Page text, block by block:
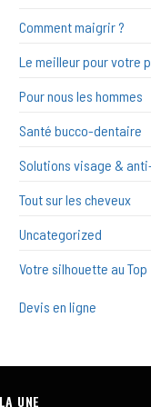
Comment maigrir ?
Le meilleur pour votre
Pour nous les hommes
Santé bucco-dentaire
Solutions visage &
Tout sur les cheveux
Uncategorized
Votre silhouette au Top
Devis en ligne
UNE